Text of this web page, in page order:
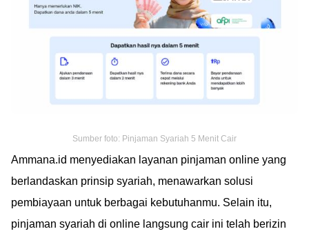
Sumber foto: Pinjaman Syariah 5 Menit Cair
Ammana.id menyediakan layanan pinjaman online yang
berlandaskan prinsip syariah, menawarkan solusi
pembiayaan untuk berbagai kebutuhanmu. Selain itu,
pinjaman syariah di online langsung cair ini telah berizin